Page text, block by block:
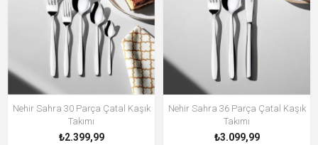
Nehir Sahra 30 Parça Çatal Kaşık
Takımı
₺2.399,99
Nehir Sahra 36 Parça Çatal Kaşık
Takımı
₺3.099,99